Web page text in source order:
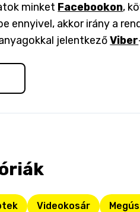
minket Facebookon,
ennyivel, akkor irány a
jelentkezőViber
Videokosár